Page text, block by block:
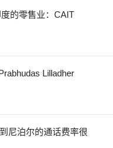
的零售业：CAIT
Lilladher
尼泊尔的通话费率很